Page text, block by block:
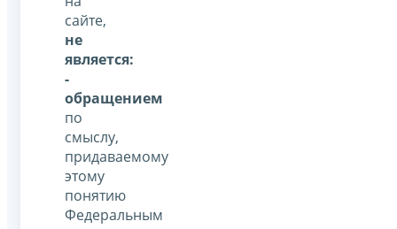
сайте,
не
является:
-
обращением
по
смыслу,
придаваемому
этому
понятию
Федеральным